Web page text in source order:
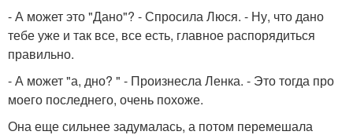
- А может это "Дано"? - Спросила Люся. - Ну, что дано
тебе уже и так все, все есть, главное распорядиться
правильно.
- А может "а, дно? " - Произнесла Ленка. - Это тогда про
моего последнего, очень похоже.
Она еще сильнее задумалась, а потом перемешала